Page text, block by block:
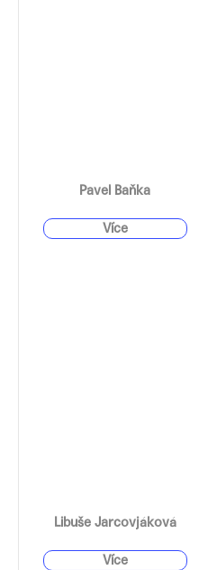
Pavel Baňka
Libuše Jarcovjáková